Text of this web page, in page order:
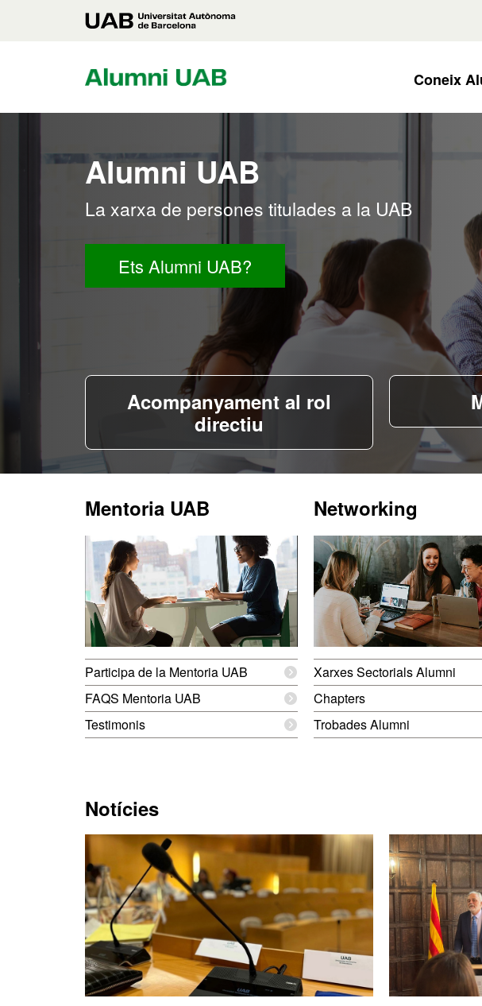
Universitat
de
Barcelona Coneix
Alumni UAB
La xarxa de persones titulades a la UAB
Ets Alumni UAB?
Acompanyament al rol
directiu
Mentoria UAB
Participa de la Mentoria UAB
FAQS Mentoria UAB
Testimonis
Networking
Xarxes Sectorials Alumni
Chapters
Trobades Alumni
Notícies